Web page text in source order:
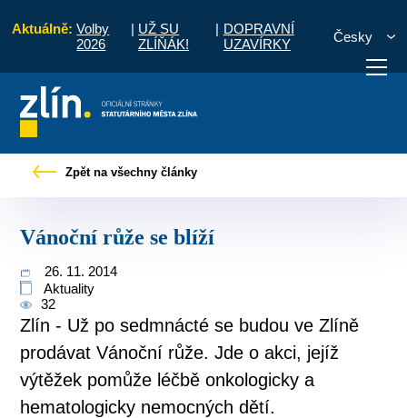
Aktuálně: Volby
2026
| UŽ SU
ZLÍŇÁK!
| DOPRAVNÍ
UZAVÍRKY
Česky
vyřídit Potřebuji zaplatit
Zpět na všechny články
Vánoční růže se blíží
26. 11. 2014
Aktuality
32
Zlín - Už po sedmnácté se budou ve Zlíně
prodávat Vánoční růže. Jde o akci, jejíž
výtěžek pomůže léčbě onkologicky a
hematologicky nemocných dětí.